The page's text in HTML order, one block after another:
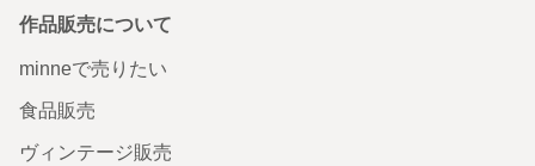
作品販売について
minneで売りたい
食品販売
ヴィンテージ販売